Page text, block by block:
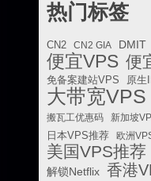
热门标签
CN2 CN2 GIA DMIT
便宜VPS 便
免备案建站VPS 原生
大带宽VPS
搬瓦工优惠码
新加坡
日本VPS推荐 欧洲
美国VPS推荐
解锁Netflix 香港